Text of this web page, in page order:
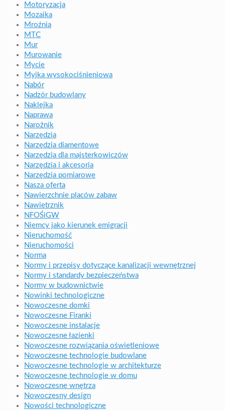
Motoryzacja
Mozaika
Mroźnia
MTC
Mur
Murowanie
Mycie
Myjka wysokociśnieniowa
Nabór
Nadzór budowlany
Naklejka
Naprawa
Narożnik
Narzędzia
Narzędzia diamentowe
Narzędzia dla majsterkowiczów
Narzędzia i akcesoria
Narzędzia pomiarowe
Nasza oferta
Nawierzchnie placów zabaw
Nawietrznik
NFOŚiGW
Niemcy jako kierunek emigracji
Nieruchomość
Nieruchomości
Norma
Normy i przepisy dotyczące kanalizacji wewnętrznej
Normy i standardy bezpieczeństwa
Normy w budownictwie
Nowinki technologiczne
Nowoczesne domki
Nowoczesne Firanki
Nowoczesne instalacje
Nowoczesne łazienki
Nowoczesne rozwiązania oświetleniowe
Nowoczesne technologie budowlane
Nowoczesne technologie w architekturze
Nowoczesne technologie w domu
Nowoczesne wnętrza
Nowoczesny design
Nowości technologiczne